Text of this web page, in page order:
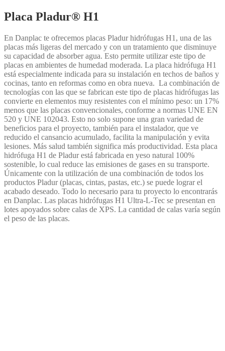
Placa Pladur® H1
En Danplac te ofrecemos placas Pladur hidrófugas H1, una de las
placas más ligeras del mercado y con un tratamiento que disminuye
su capacidad de absorber agua. Esto permite utilizar este tipo de
placas en ambientes de humedad moderada. La placa hidrófuga H1
está especialmente indicada para su instalación en techos de baños y
cocinas, tanto en reformas como en obra nueva. La combinación de
tecnologías con las que se fabrican este tipo de placas hidrófugas las
convierte en elementos muy resistentes con el mínimo peso: un 17%
menos que las placas convencionales, conforme a normas UNE EN
520 y UNE 102043. Esto no solo supone una gran variedad de
beneficios para el proyecto, también para el instalador, que ve
reducido el cansancio acumulado, facilita la manipulación y evita
lesiones. Más salud también significa más productividad. Esta placa
hidrófuga H1 de Pladur está fabricada en yeso natural 100%
sostenible, lo cual reduce las emisiones de gases en su transporte.
Únicamente con la utilización de una combinación de todos los
productos Pladur (placas, cintas, pastas, etc.) se puede lograr el
acabado deseado. Todo lo necesario para tu proyecto lo encontrarás
en Danplac. Las placas hidrófugas H1 Ultra-L-Tec se presentan en
lotes apoyados sobre calas de XPS. La cantidad de calas varía según
el peso de las placas.